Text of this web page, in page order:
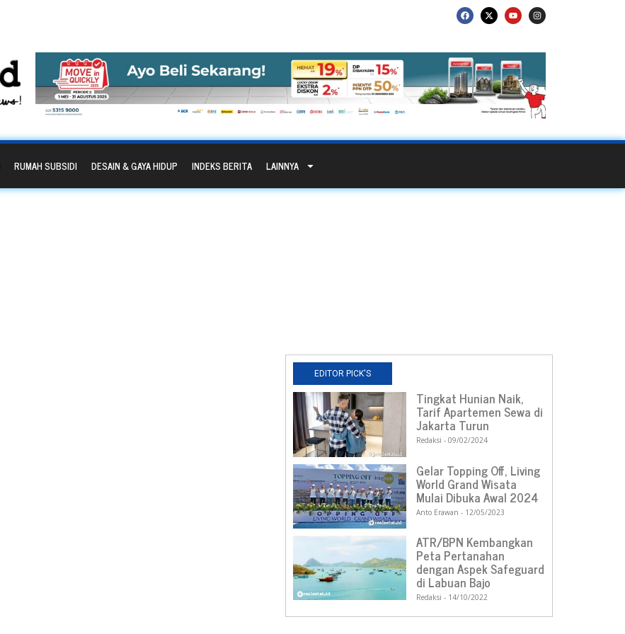
RUMAH SUBSIDI DESAIN & GAYA HIDUP INDEKS BERITA LAINNYA
EDITOR PICK'S
Tingkat Hunian Naik,
Tarif Apartemen Sewa di
Jakarta Turun
Redaksi 09/02/2024
Gelar Topping Off, Living
World Grand Wisata
Mulai Dibuka Awal 2024
Anto Erawan 12/05/2023
ATR/BPN Kembangkan
Peta Pertanahan
dengan Aspek Safeguard
di Labuan Bajo
Redaksi 14/10/2022